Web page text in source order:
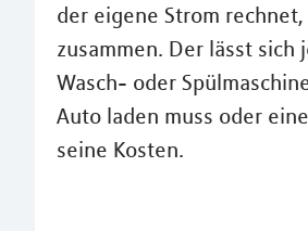
der eigene Strom
zusammen. Der lässt
Wasch- oder
Auto laden muss oder
seine Kosten.